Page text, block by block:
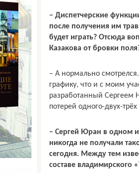
– Диспетчерские
после получения им
будет играть? Отсюда
Казакова от бровки
– А нормально
графику, что и с моим
разработанный Сергеем
потерей одного-двух-
– Сергей Юран в одном
никогда не получали
сегодня. Между тем
составе владимирского